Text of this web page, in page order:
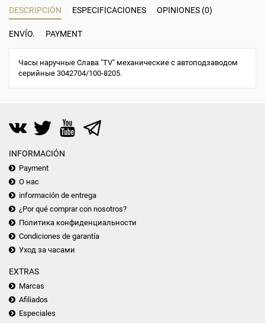
DESCRIPCIÓN ESPECIFICACIONES OPINIONES (0)
ENVÍO. PAYMENT
Часы наручные Слава "TV" механические с автоподзаводом
серийные 3042704/100-8205.
INFORMACIÓN
Payment
О нас
información de entrega
¿Por qué comprar con nosotros?
Политика конфиденциальности
Condiciones de garantía
Уход за часами
EXTRAS
Marcas
Afiliados
Especiales